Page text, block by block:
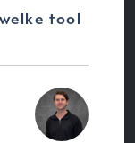
tool